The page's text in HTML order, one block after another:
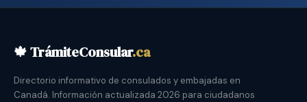
🍁 TrámiteConsular.ca
Directorio informativo de consulados y embajadas en
Canadá. Información actualizada 2026 para ciudadanos